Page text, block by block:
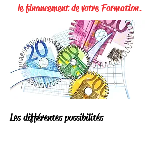
le financement de votre Formation.
Les différentes possibilités